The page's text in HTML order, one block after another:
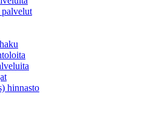
hinnasto